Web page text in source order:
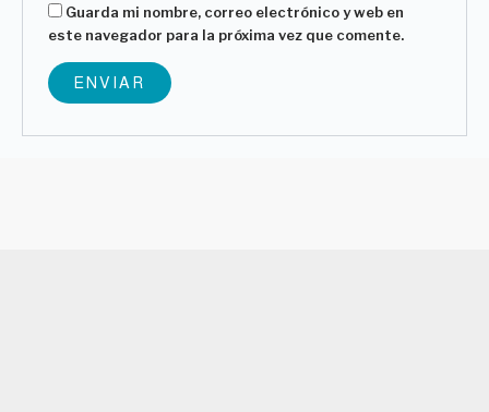
Guarda mi nombre, correo electrónico y web en
este navegador para la próxima vez que comente.